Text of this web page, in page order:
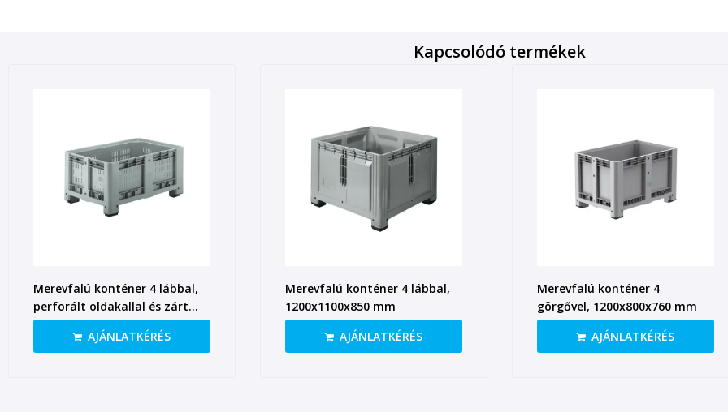
Kapcsolódó termékek
Merevfalú konténer 4 lábbal,
perforált oldakallal és zárt
aljjal, 1200x800x580 mm, egy
hosszanti oldalon lenyíló
AJÁNLATKÉRÉS
Merevfalú konténer 4 lábbal,
1200x1100x850 mm
AJÁNLATKÉRÉS
Merevfalú konténer 4
görgővel, 1200x800x760 mm
AJÁNLATKÉRÉS